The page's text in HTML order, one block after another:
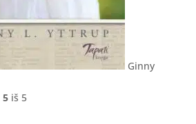
Ginny
5iš 5